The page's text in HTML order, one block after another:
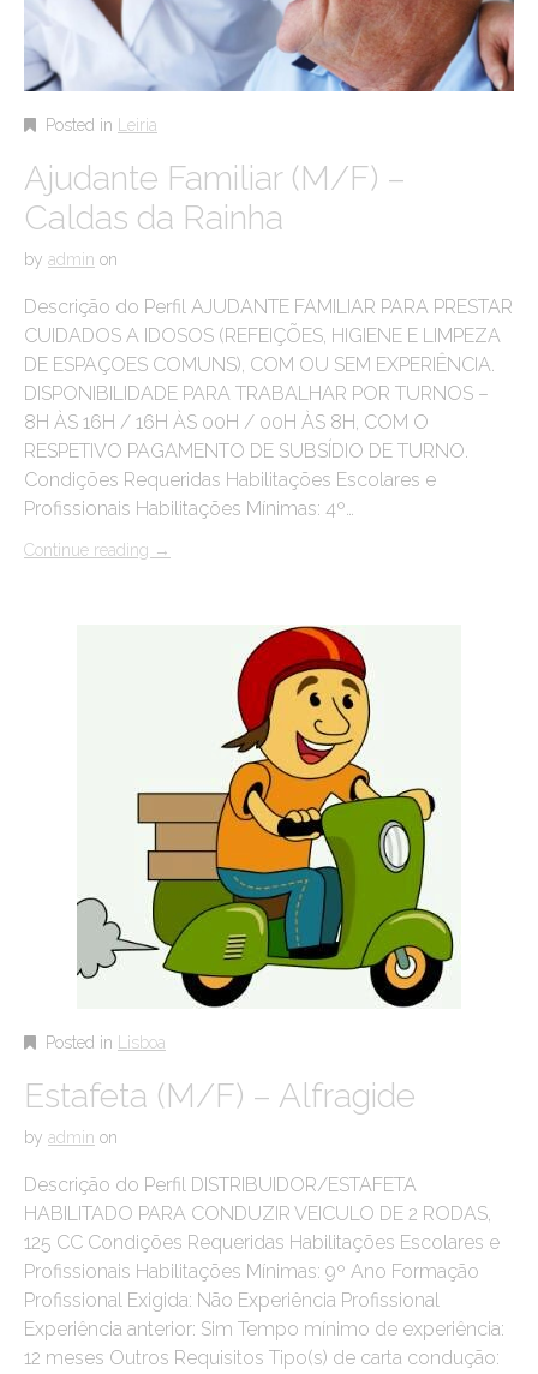
Posted in Leiria
Ajudante Familiar (M/F) –
Caldas da Rainha
by admin on
Descrição do Perfil AJUDANTE FAMILIAR PARA PRESTAR
CUIDADOS A IDOSOS (REFEIÇÕES, HIGIENE E LIMPEZA
DE ESPAÇOES COMUNS), COM OU SEM EXPERIÊNCIA.
DISPONIBILIDADE PARA TRABALHAR POR TURNOS –
8H ÀS 16H / 16H ÀS 00H / 00H ÀS 8H, COM O
RESPETIVO PAGAMENTO DE SUBSÍDIO DE TURNO.
Condições Requeridas Habilitações Escolares e
Profissionais Habilitações Mínimas: 4º…
Continue reading →
Posted in Lisboa
Estafeta (M/F) – Alfragide
by admin on
Descrição do Perfil DISTRIBUIDOR/ESTAFETA
HABILITADO PARA CONDUZIR VEICULO DE 2 RODAS,
125 CC Condições Requeridas Habilitações Escolares e
Profissionais Habilitações Mínimas: 9º Ano Formação
Profissional Exigida: Não Experiência Profissional
Experiência anterior: Sim Tempo mínimo de experiência:
12 meses Outros Requisitos Tipo(s) de carta condução: